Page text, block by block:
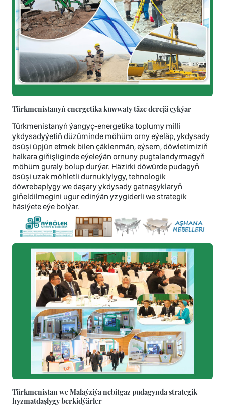
Türkmenistanyň energetika kuwwaty täze derejä çykýar
Türkmenistanyň ýangyç-energetika toplumy milli
ykdysadyýetiň düzüminde möhüm orny eýeläp, ykdysady
ösüşi üpjün etmek bilen çäklenmän, eýsem, döwletimiziň
halkara giňişliginde eýeleýän ornuny pugtalandyrmagyň
möhüm guraly bolup durýar. Häzirki döwürde pudagyň
ösüşi uzak möhletli durnuklylygy, tehnologik
döwrebaplygy we daşary ykdysady gatnaşyklaryň
giňeldilmegini ugur edinýän yzygiderli we strategik
häsiýete eýe bolýar.
Türkmenistan we Malaýziýa nebitgaz pudagynda strategik
hyzmatdaşlygy berkidýärler